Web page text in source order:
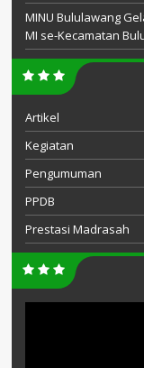
MINU Bululawang
MI se-Kecamatan
Artikel
Kegiatan
Pengumuman
PPDB
Prestasi Madrasah